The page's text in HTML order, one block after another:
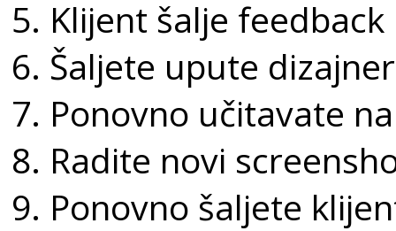
Klijent šalje
Šaljete upute
Ponovno učitavate
Radite novi
Ponovno šaljete